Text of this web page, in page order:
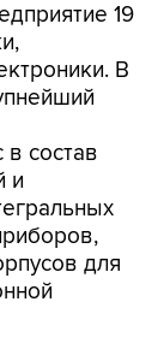
19
В
состав
и
для